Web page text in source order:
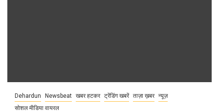
Dehardun Newsbeat खबर हटकर ट्रेंडिंग खबरें ताज़ा ख़बर न्यूज़
सोशल मीडिया वायरल